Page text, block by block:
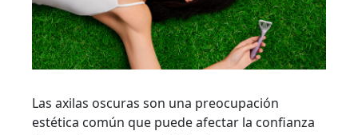
Las axilas oscuras son una preocupación
estética común que puede afectar la confianza